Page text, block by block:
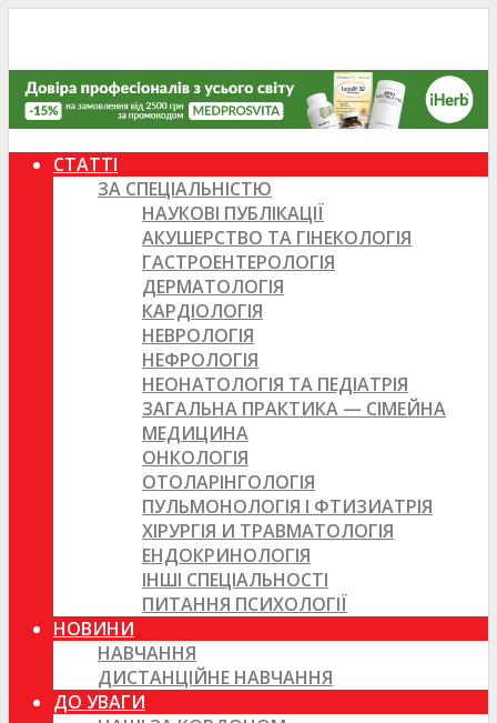
СТАТТІ
ЗА СПЕЦІАЛЬНІСТЮ
НАУКОВІ ПУБЛІКАЦІЇ
АКУШЕРСТВО ТА ГІНЕКОЛОГІЯ
ГАСТРОЕНТЕРОЛОГІЯ
ДЕРМАТОЛОГІЯ
КАРДІОЛОГІЯ
НЕВРОЛОГІЯ
НЕФРОЛОГІЯ
НЕОНАТОЛОГІЯ ТА ПЕДІАТРІЯ
ЗАГАЛЬНА ПРАКТИКА — СІМЕЙНА
МЕДИЦИНА
ОНКОЛОГІЯ
ОТОЛАРІНГОЛОГІЯ
ПУЛЬМОНОЛОГІЯ І ФТИЗИАТРІЯ
ХІРУРГІЯ И ТРАВМАТОЛОГІЯ
ЕНДОКРИНОЛОГІЯ
ІНШІ СПЕЦІАЛЬНОСТІ
ПИТАННЯ ПСИХОЛОГІЇ
НОВИНИ
НАВЧАННЯ
ДИСТАНЦІЙНЕ НАВЧАННЯ
ДО УВАГИ